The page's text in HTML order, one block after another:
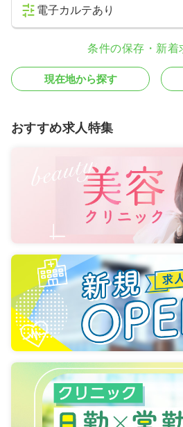
電子カルテあり
条件の保存・新着
現在地から探す
おすすめ求人特集